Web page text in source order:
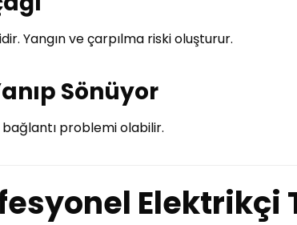
Yangın ve çarpılma riski oluşturur.
Sönüyor
problemi olabilir.
Elektrikçi